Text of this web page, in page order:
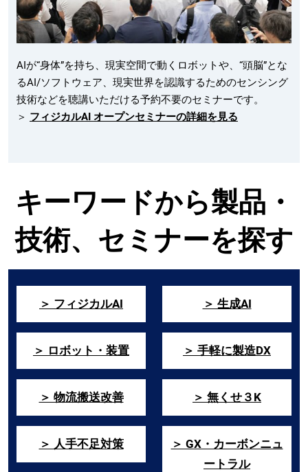
AIが“身体”を持ち、現実空間で動くロボットや、“頭脳”とな
るAI/ソフトウェア、現実世界を認識するためのセンシング
技術などを聴講いただける予約不要のセミナーです。
＞ フィジカルAI オープンセミナーの詳細を見る
キーワードから製品・
技術、セミナーを探す
＞ フィジカルAI ＞ 生成AI
＞ ロボット・装置 ＞ 手軽に製造DX
＞ 物流搬送改善 ＞ 無くせ３K
＞ 人手不足対策
＞ GX・カーボンニュ
ートラル